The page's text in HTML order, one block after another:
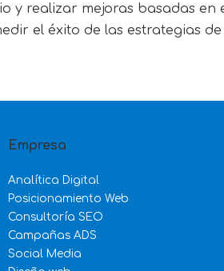
realizar mejoras basadas en
el éxito de las estrategias
Empresa
Analítica Digital
Posicionamiento Web
Consultoría SEO
Campañas ADS
Social Media